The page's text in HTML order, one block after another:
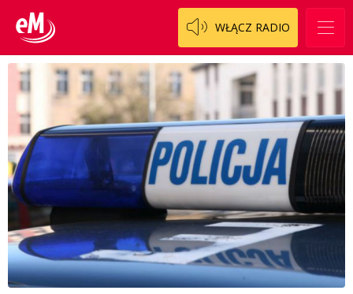
WŁĄCZ RADIO